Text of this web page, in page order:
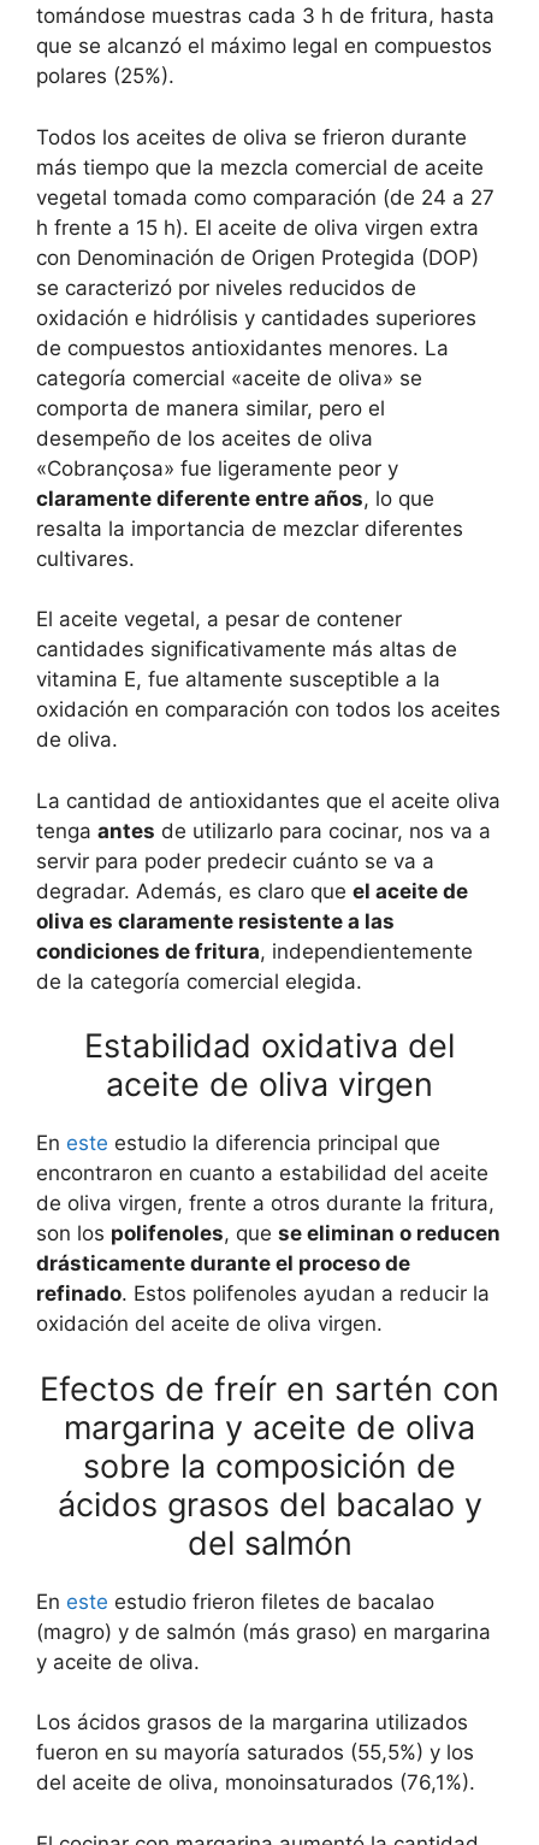
tomándose muestras cada 3 h de fritura, hasta
que se alcanzó el máximo legal en compuestos
polares (25%).
Todos los aceites de oliva se frieron durante
más tiempo que la mezcla comercial de aceite
vegetal tomada como comparación (de 24 a 27
h frente a 15 h). El aceite de oliva virgen extra
con Denominación de Origen Protegida (DOP)
se caracterizó por niveles reducidos de
oxidación e hidrólisis y cantidades superiores
de compuestos antioxidantes menores. La
categoría comercial «aceite de oliva» se
comporta de manera similar, pero el
desempeño de los aceites de oliva
«Cobrançosa» fue ligeramente peor y
claramente diferente entre años, lo que
resalta la importancia de mezclar diferentes
cultivares.
El aceite vegetal, a pesar de contener
cantidades significativamente más altas de
vitamina E, fue altamente susceptible a la
oxidación en comparación con todos los aceites
de oliva.
La cantidad de antioxidantes que el aceite oliva
tenga antes de utilizarlo para cocinar, nos va a
servir para poder predecir cuánto se va a
degradar. Además, es claro que el aceite de
oliva es claramente resistente a las
condiciones de fritura, independientemente
de la categoría comercial elegida.
Estabilidad oxidativa del
aceite de oliva virgen
En este estudio la diferencia principal que
encontraron en cuanto a estabilidad del aceite
de oliva virgen, frente a otros durante la fritura,
son los polifenoles, que se eliminan o reducen
drásticamente durante el proceso de
refinado. Estos polifenoles ayudan a reducir la
oxidación del aceite de oliva virgen.
Efectos de freír en sartén con
margarina y aceite de oliva
sobre la composición de
ácidos grasos del bacalao y
del salmón
En este estudio frieron filetes de bacalao
(magro) y de salmón (más graso) en margarina
y aceite de oliva.
Los ácidos grasos de la margarina utilizados
fueron en su mayoría saturados (55,5%) y los
del aceite de oliva, monoinsaturados (76,1%).